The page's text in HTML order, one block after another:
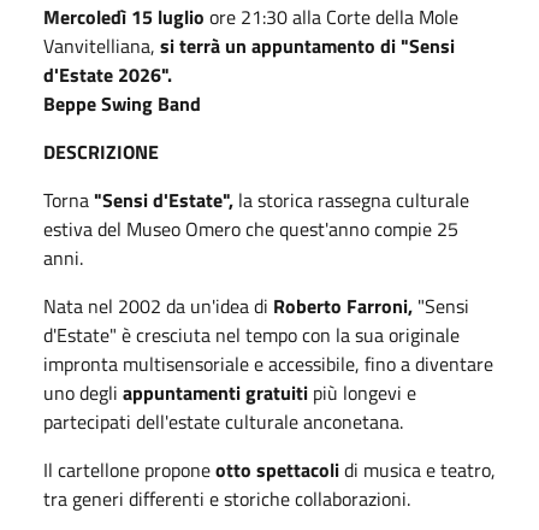
Mercoledì 15 luglio ore 21:30 alla Corte della Mole
Vanvitelliana, si terrà un appuntamento di "Sensi
d'Estate 2026".
Beppe Swing Band
DESCRIZIONE
Torna"Sensi d'Estate", la storica rassegna culturale
estiva del Museo Omero che quest'anno compie 25
anni.
Nata nel 2002 da un'idea di Roberto Farroni, "Sensi
d'Estate" è cresciuta nel tempo con la sua originale
impronta multisensoriale e accessibile, fino a diventare
uno degli appuntamenti gratuiti più longevi e
partecipati dell'estate culturale anconetana.
Il cartellone proponeotto spettacolidi musica e teatro,
tra generi differenti e storiche collaborazioni.